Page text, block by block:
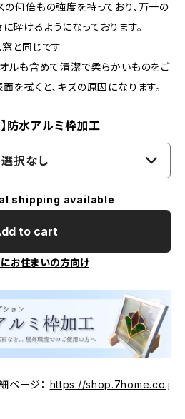
の何倍もの強度を持っており、万一の
砕けるようになっております。
窓と同じです
オルも含めて清潔で柔らかいものをご
を拭くと、キズの原因になります。
防水アルミ枠加工
選択なし
shipping available
to cart
お住まいの方向け
ページ： https://shop.7home.co.j